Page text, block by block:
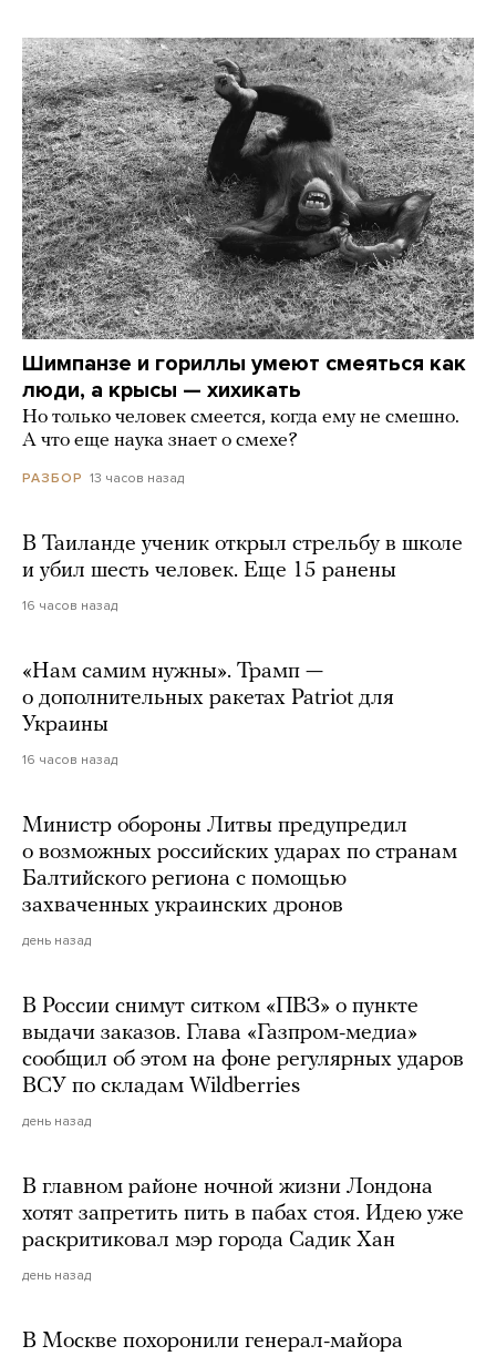
Шимпанзе и гориллы умеют смеяться как
люди, а крысы — хихикать
Но только человек смеется, когда ему не смешно.
А что еще наука знает о смехе?
РАЗБОР 13 часов назад
В Таиланде ученик открыл стрельбу в школе
и убил шесть человек. Еще 15 ранены
16 часов назад
«Нам самим нужны». Трамп —
о дополнительных ракетах Patriot для
Украины
16 часов назад
Министр обороны Литвы предупредил
о возможных российских ударах по странам
Балтийского региона с помощью
захваченных украинских дронов
день назад
В России снимут ситком «ПВЗ» о пункте
выдачи заказов. Глава «Газпром-медиа»
сообщил об этом на фоне регулярных ударов
ВСУ по складам Wildberries
день назад
В главном районе ночной жизни Лондона
хотят запретить пить в пабах стоя. Идею уже
раскритиковал мэр города Садик Хан
день назад
В Москве похоронили генерал-майора